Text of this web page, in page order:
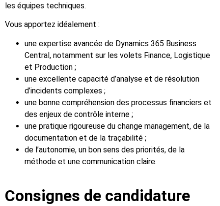
les équipes techniques.
Vous apportez idéalement :
une expertise avancée de Dynamics 365 Business
Central, notamment sur les volets Finance, Logistique
et Production ;
une excellente capacité d’analyse et de résolution
d’incidents complexes ;
une bonne compréhension des processus financiers et
des enjeux de contrôle interne ;
une pratique rigoureuse du change management, de la
documentation et de la traçabilité ;
de l’autonomie, un bon sens des priorités, de la
méthode et une communication claire.
Consignes de candidature